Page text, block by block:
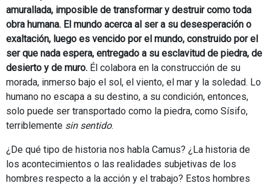
amurallada, imposible de transformar y destruir como toda
obra humana. El mundo acerca al ser a su desesperación o
exaltación, luego es vencido por el mundo, construido por el
ser que nada espera, entregado a su esclavitud de piedra, de
desierto y de muro. Él colabora en la construcción de su
morada, inmerso bajo el sol, el viento, el mar y la soledad. Lo
humano no escapa a su destino, a su condición, entonces,
solo puede ser transportado como la piedra, como Sísifo,
terriblemente sin sentido.
¿De qué tipo de historia nos habla Camus? ¿La historia de
los acontecimientos o las realidades subjetivas de los
hombres respecto a la acción y el trabajo? Estos hombres